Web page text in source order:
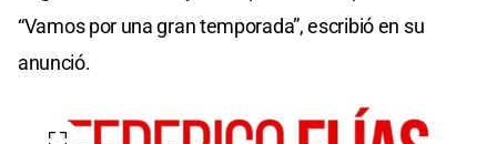
“Vamos por una gran temporada”, escribió en su
anunció.